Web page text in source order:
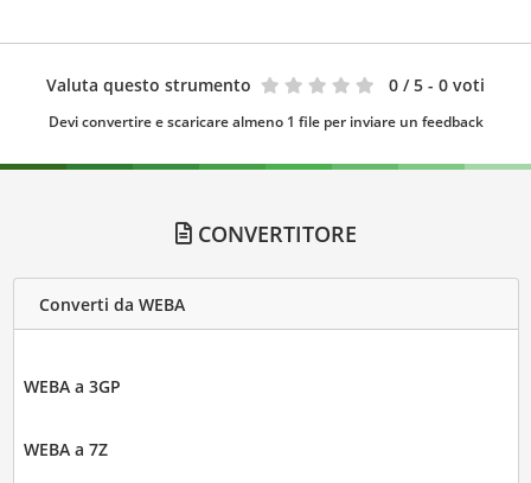
Valuta questo strumento 0 / 5 - 0 voti
Devi convertire e scaricare almeno 1 file per inviare un feedback
CONVERTITORE
Converti da WEBA
WEBA a 3GP
WEBA a 7Z